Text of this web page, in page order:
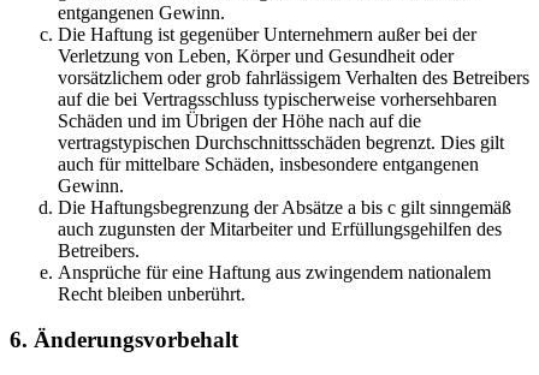
entgangenen Gewinn.
Die Haftung ist gegenüber Unternehmern außer bei der
Verletzung von Leben, Körper und Gesundheit oder
vorsätzlichem oder grob fahrlässigem Verhalten des Betreibers
auf die bei Vertragsschluss typischerweise vorhersehbaren
Schäden und im Übrigen der Höhe nach auf die
vertragstypischen Durchschnittsschäden begrenzt. Dies gilt
auch für mittelbare Schäden, insbesondere entgangenen
Gewinn.
Die Haftungsbegrenzung der Absätze a bis c gilt sinngemäß
auch zugunsten der Mitarbeiter und Erfüllungsgehilfen des
Betreibers.
Ansprüche für eine Haftung aus zwingendem nationalem
Recht bleiben unberührt.
6. Änderungsvorbehalt